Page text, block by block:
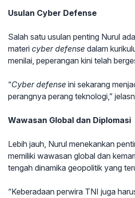
Usulan Cyber Defense
Salah satu usulan penting Nurul
materi cyber defense dalam
menilai, peperangan kini telah
“Cyber defense ini sekarang
perangnya perang teknologi,”
Wawasan Global dan Diplomasi
Lebih jauh, Nurul menekankan
memiliki wawasan global dan
tengah dinamika geopolitik yang
“Keberadaan perwira TNI juga